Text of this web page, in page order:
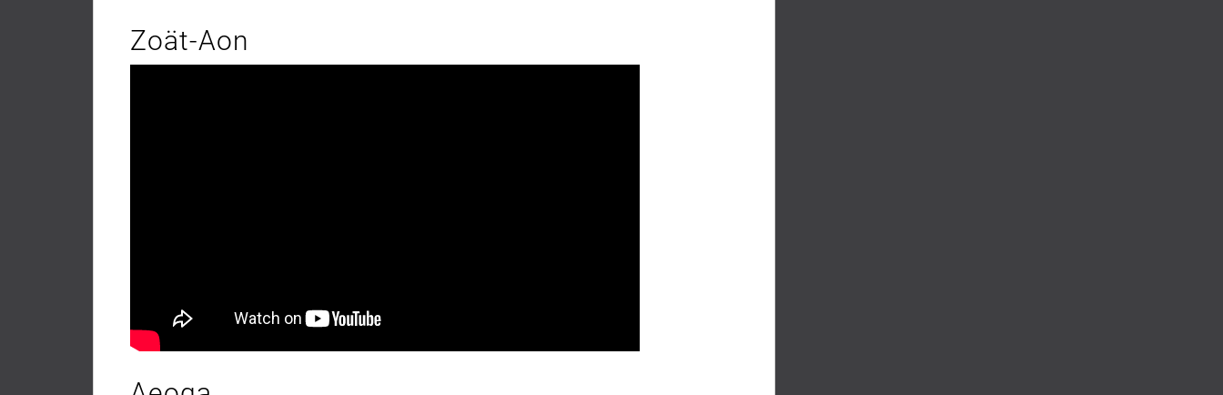
Zoät-Aon